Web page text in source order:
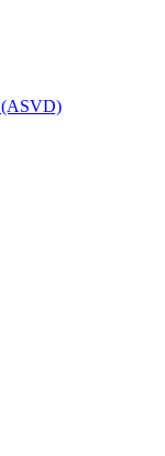
الكتاب المقدس ترجمة فانديك وسميث (ASVD)